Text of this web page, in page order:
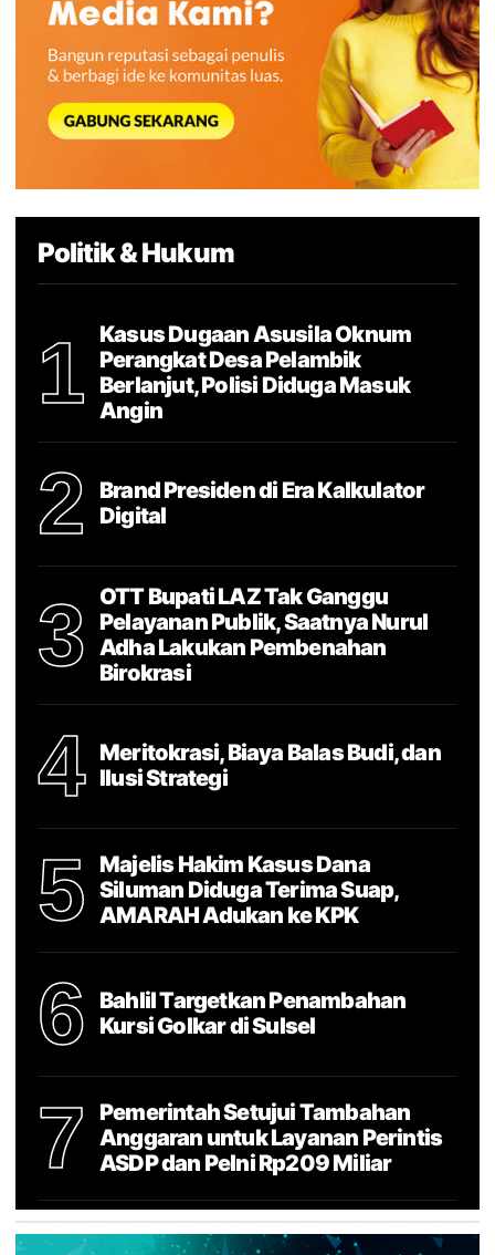
Politik & Hukum
1
Kasus Dugaan Asusila Oknum
Perangkat Desa Pelambik
Berlanjut, Polisi Diduga Masuk
Angin
2
Brand Presiden di Era Kalkulator
Digital
3
OTT Bupati LAZ Tak Ganggu
Pelayanan Publik, Saatnya Nurul
Adha Lakukan Pembenahan
Birokrasi
4
Meritokrasi, Biaya Balas Budi, dan
Ilusi Strategi
5
Majelis Hakim Kasus Dana
Siluman Diduga Terima Suap,
AMARAH Adukan ke KPK
6
Bahlil Targetkan Penambahan
Kursi Golkar di Sulsel
7
Pemerintah Setujui Tambahan
Anggaran untuk Layanan Perintis
ASDP dan Pelni Rp209 Miliar